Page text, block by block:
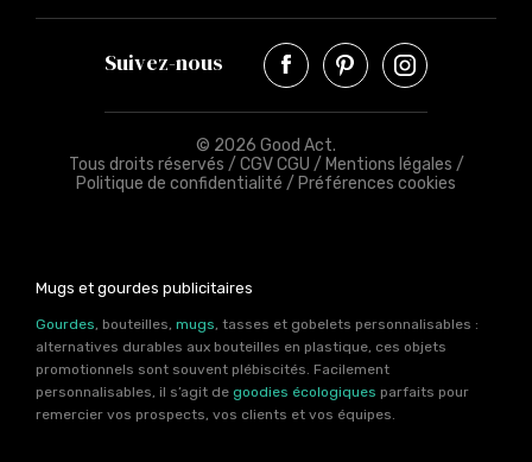
Suivez-nous
© 2026 Good Act.
Tous droits réservés / CGV CGU / Mentions légales /
Politique de confidentialité / Préférences cookies
Mugs et gourdes publicitaires
Gourdes , bouteilles, mugs , tasses et gobelets personnalisables :
alternatives durables aux bouteilles en plastique, ces objets
promotionnels sont souvent plébiscités. Facilement
personnalisables, il s’agit de goodies écologiques parfaits pour
remercier vos prospects, vos clients et vos équipes.